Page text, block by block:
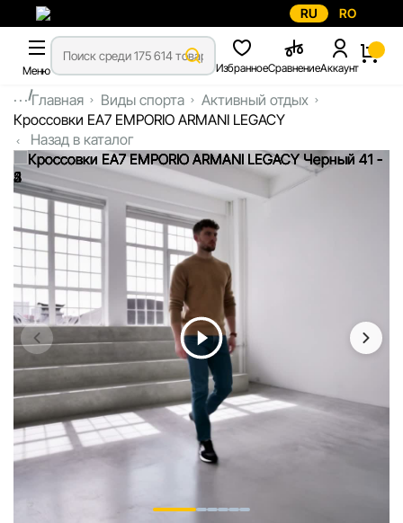
RU RO
Меню ИзбранноеСравнениеАккаунт
...Главная Виды спорта
Активный отдых
Кроссовки EA7 EMPORIO ARMANI LEGACY
Назад в каталог